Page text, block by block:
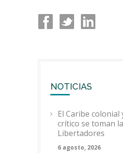
NOTICIAS
El Caribe
crítico se toman
Libertadores
6 agosto, 2026